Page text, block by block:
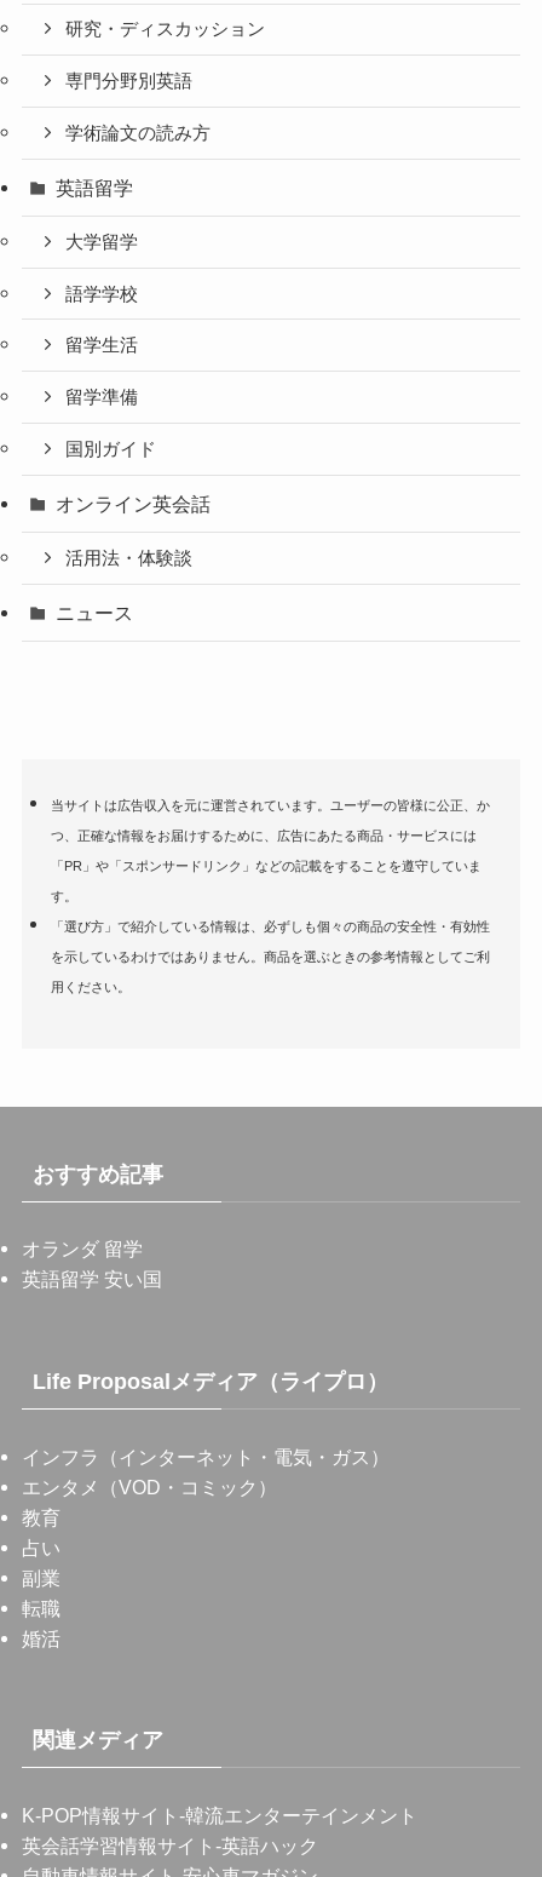
研究・ディスカッション
専門分野別英語
学術論文の読み方
英語留学
大学留学
語学学校
留学生活
留学準備
国別ガイド
オンライン英会話
活用法・体験談
ニュース
当サイトは広告収入を元に運営されています。ユーザーの皆様に公正、か
つ、正確な情報をお届けするために、広告にあたる商品・サービスには
「PR」や「スポンサードリンク」などの記載をすることを遵守していま
す。
「選び方」で紹介している情報は、必ずしも個々の商品の安全性・有効性
を示しているわけではありません。商品を選ぶときの参考情報としてご利
用ください。
おすすめ記事
オランダ 留学
英語留学 安い国
Life Proposalメディア（ライプロ）
インフラ（インターネット・電気・ガス）
エンタメ（VOD・コミック）
教育
占い
副業
転職
婚活
関連メディア
K-POP情報サイト -韓流エンターテインメント
英会話学習情報サイト -英語ハック